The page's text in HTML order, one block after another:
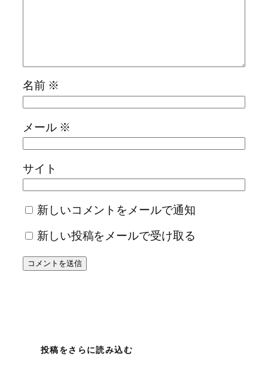
名前 ※
メール ※
サイト
新しいコメントをメールで通知
新しい投稿をメールで受け取る
投稿をさらに読み込む